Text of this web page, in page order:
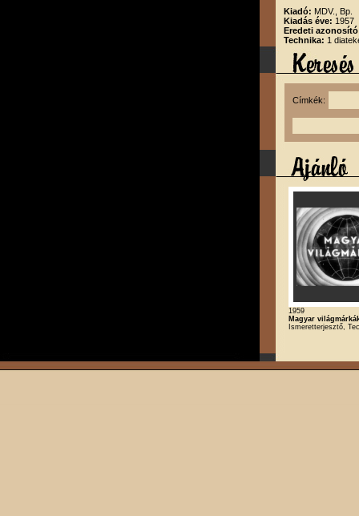
Kiadó: MDV., Bp.
Kiadás éve: 1957
Eredeti
Technika: 1
Címkék:
1959
Magyar
Ismeretterjesztő,